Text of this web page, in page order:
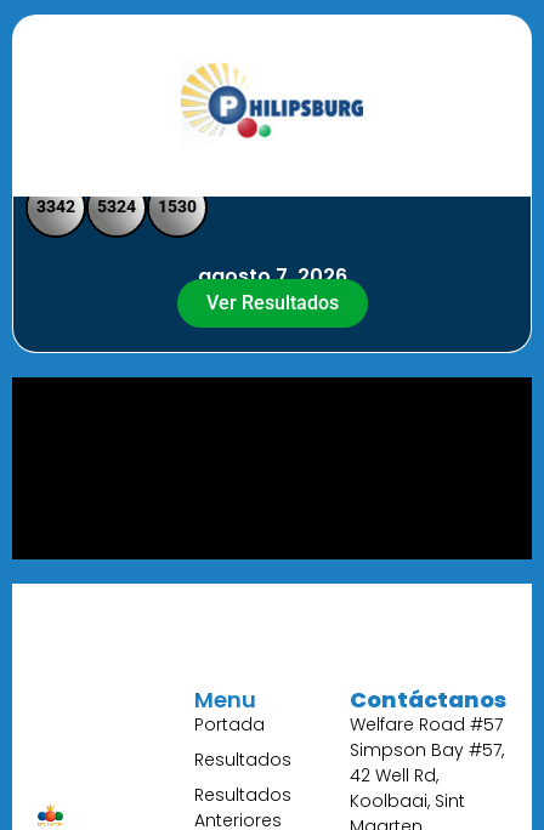
3342 5324 1530
agosto 7, 2026
Ver Resultados
Menu
Portada
Resultados
Resultados
Anteriores
Contáctanos
Welfare Road #57
Simpson Bay #57,
42 Well Rd,
Koolbaai, Sint